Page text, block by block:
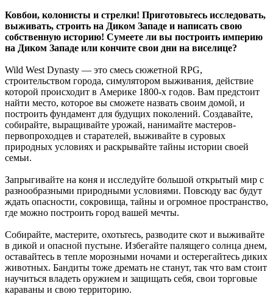
Ковбои, колонисты и стрелки! Приготовьтесь исследовать,
выживать, строить на Диком Западе и написать свою
собственную историю! Сумеете ли вы построить империю
на Диком Западе или кончите свои дни на виселице?
Wild West Dynasty — это смесь сюжетной RPG,
строительством города, симулятором выживания, действие
которой происходит в Америке 1800-х годов. Вам предстоит
найти место, которое вы сможете назвать своим домой, и
построить фундамент для будущих поколений. Создавайте,
собирайте, выращивайте урожай, нанимайте мастеров-
первопроходцев и старателей, выживайте в суровых
природных условиях и раскрывайте тайны истории своей
семьи.
Запрыгивайте на коня и исследуйте большой открытый мир с
разнообразными природными условиями. Повсюду вас будут
ждать опасности, сокровища, тайны и огромное пространство,
где можно построить город вашей мечты.
Собирайте, мастерите, охотьтесь, разводите скот и выживайте
в дикой и опасной пустыне. Избегайте палящего солнца днем,
оставайтесь в тепле морозными ночами и остерегайтесь диких
животных. Бандиты тоже дремать не станут, так что вам стоит
научиться владеть оружием и защищать себя, свои торговые
караваны и свою территорию.